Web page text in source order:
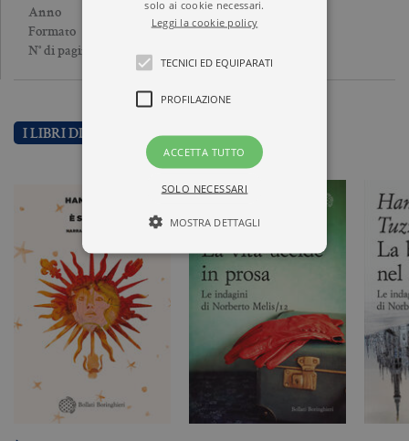
Anno 2023
Formato Brossura
N° di pagine
I LIBRI DI HANS TUZZI
solo ai cookie necessari.
Leggi la cookie policy
TECNICI ED EQUIPARATI
PROFILAZIONE
ACCETTA TUTTO
SOLO NECESSARI
MOSTRA DETTAGLI
Tecnici ed equiparati
I cookie tecnici sono strettamente
necessari, consentono la funzionalità
del sito Web principale come l'accesso
degli utenti e la gestione dell'account. Il
sito Web non può essere utilizzato
correttamente senza i cookie